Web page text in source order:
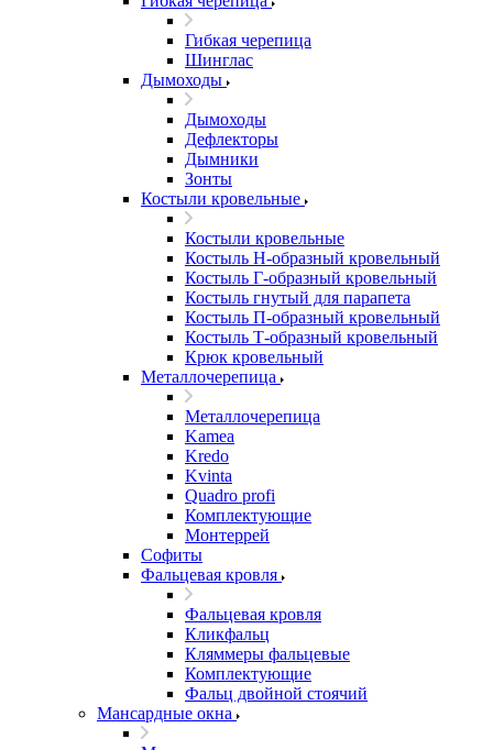
Гибкая черепица
Шинглас
Дымоходы
Дымоходы
Дефлекторы
Дымники
Зонты
Костыли кровельные
Костыли кровельные
Костыль H-образный кровельный
Костыль Г-образный кровельный
Костыль гнутый для парапета
Костыль П-образный кровельный
Костыль Т-образный кровельный
Крюк кровельный
Металлочерепица
Металлочерепица
Kamea
Kredo
Kvinta
Quadro profi
Комплектующие
Монтеррей
Софиты
Фальцевая кровля
Фальцевая кровля
Кликфальц
Кляммеры фальцевые
Комплектующие
Фальц двойной стоячий
Мансардные окна